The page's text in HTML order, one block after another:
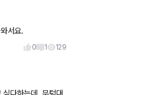
서요.
0 1 129